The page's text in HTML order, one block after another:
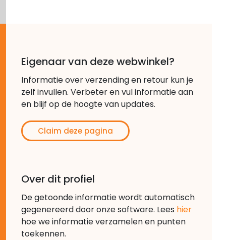
Eigenaar van deze webwinkel?
Informatie over verzending en retour kun je
zelf invullen. Verbeter en vul informatie aan
en blijf op de hoogte van updates.
Claim deze pagina
Over dit profiel
De getoonde informatie wordt automatisch
gegenereerd door onze software. Lees hier
hoe we informatie verzamelen en punten
toekennen.